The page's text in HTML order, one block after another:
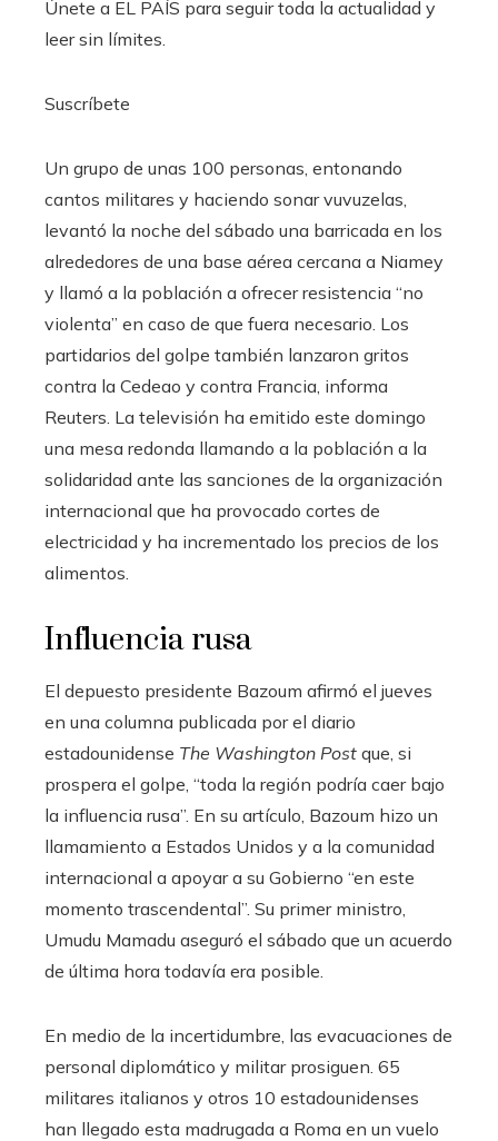
Únete a EL PAÍS para seguir toda la actualidad y
leer sin límites.
Suscríbete
Un grupo de unas 100 personas, entonando
cantos militares y haciendo sonar vuvuzelas,
levantó la noche del sábado una barricada en los
alrededores de una base aérea cercana a Niamey
y llamó a la población a ofrecer resistencia “no
violenta” en caso de que fuera necesario. Los
partidarios del golpe también lanzaron gritos
contra la Cedeao y contra Francia, informa
Reuters. La televisión ha emitido este domingo
una mesa redonda llamando a la población a la
solidaridad ante las sanciones de la organización
internacional que ha provocado cortes de
electricidad y ha incrementado los precios de los
alimentos.
Influencia rusa
El depuesto presidente Bazoum afirmó el jueves
en una columna publicada por el diario
estadounidense The Washington Post que, si
prospera el golpe, “toda la región podría caer bajo
la influencia rusa”. En su artículo, Bazoum hizo un
llamamiento a Estados Unidos y a la comunidad
internacional a apoyar a su Gobierno “en este
momento trascendental”. Su primer ministro,
Umudu Mamadu aseguró el sábado que un acuerdo
de última hora todavía era posible.
En medio de la incertidumbre, las evacuaciones de
personal diplomático y militar prosiguen. 65
militares italianos y otros 10 estadounidenses
han llegado esta madrugada a Roma en un vuelo